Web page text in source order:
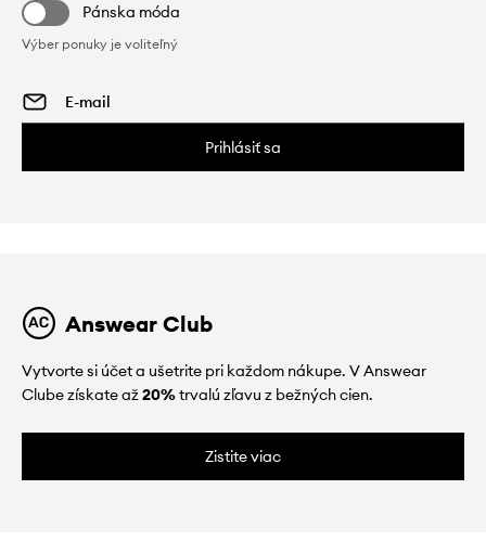
Pánska móda
Výber ponuky je voliteľný
Prihlásiť sa
Answear Club
Vytvorte si účet a ušetrite pri každom nákupe. V Answear
Clube získate až20%trvalú zľavu z bežných cien.
Zistite viac